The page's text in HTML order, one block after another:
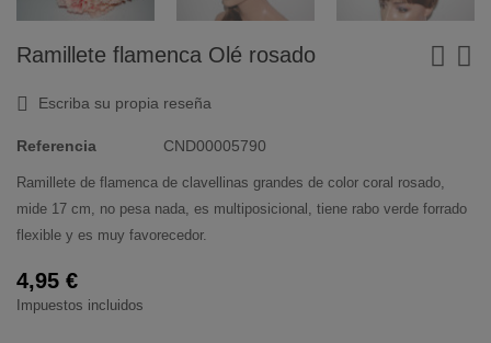
Ramillete flamenca Olé rosado
Escriba su propia reseña
Referencia CND00005790
Ramillete de flamenca de clavellinas grandes de color coral rosado,
mide 17 cm, no pesa nada, es multiposicional, tiene rabo verde forrado
flexible y es muy favorecedor.
4,95 €
Impuestos incluidos